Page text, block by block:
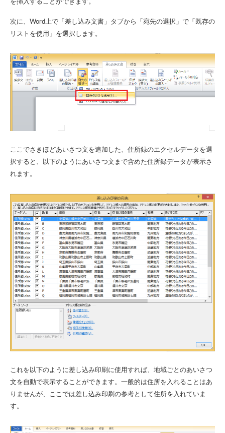
を挿入することができます。
次に、Word上で「差し込み文書」タブから「宛先の選択」で「既存の
リストを使用」を選択します。
ここでさきほどあいさつ文を追加した、住所録のエクセルデータを選
択すると、以下のようにあいさつ文まで含めた住所録データが表示さ
れます。
これを以下のように差し込み印刷に使用すれば、地域ごとのあいさつ
文を自動で表示することができます。一般的は住所を入れることはあ
りませんが、ここでは差し込み印刷の参考として住所を入れていま
す。